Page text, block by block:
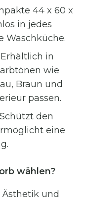
44 x 60 x
in jedes
Waschküche.
Erhältlich in
wie
Braun und
passen.
Schützt den
eine
wählen?
Ästhetik und